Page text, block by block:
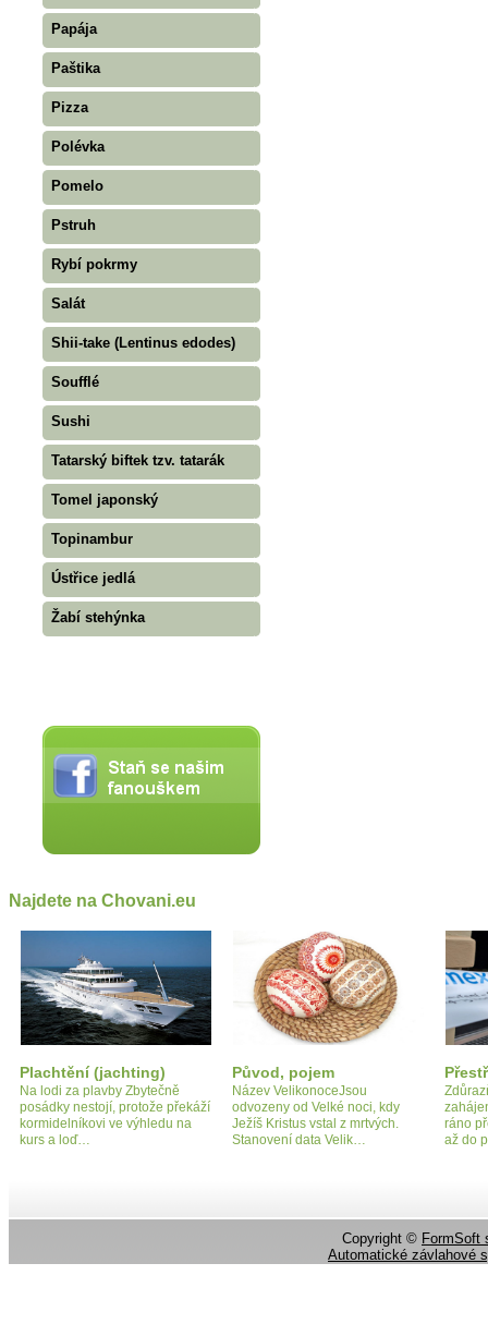
Papája
Paštika
Pizza
Polévka
Pomelo
Pstruh
Rybí pokrmy
Salát
Shii-take (Lentinus edodes)
Soufflé
Sushi
Tatarský biftek tzv. tatarák
Tomel japonský
Topinambur
Ústřice jedlá
Žabí stehýnka
Najdete na Chovani.eu
Plachtění (jachting)
Na lodi za plavby Zbytečně
posádky nestojí, protože překáží
kormidelníkovi ve výhledu na
kurs a loď…
Původ, pojem
Název VelikonoceJsou
odvozeny od Velké noci, kdy
Ježíš Kristus vstal z mrtvých.
Stanovení data Velik…
ráno
až do
Copyright © FormSoft
Automatické závlahové